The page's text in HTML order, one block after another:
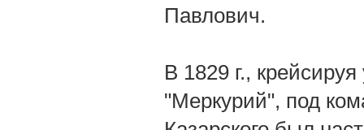
Павлович.
В 1829 г.,
"Меркурий", под